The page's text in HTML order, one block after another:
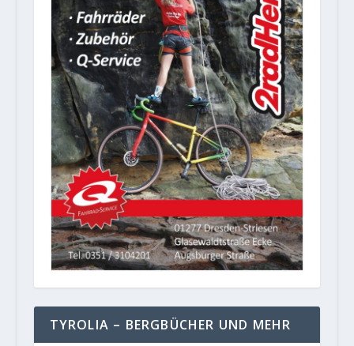
TYROLIA – BERGBÜCHER UND MEHR